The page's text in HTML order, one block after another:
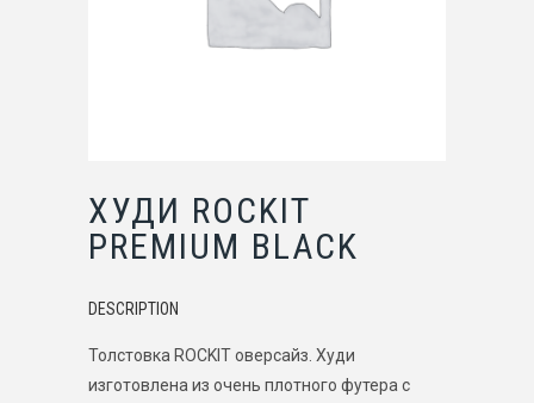
ХУДИ ROCKIT
PREMIUM BLACK
DESCRIPTION
Толстовка ROCKIT оверсайз. Худи
изготовлена из очень плотного футера с